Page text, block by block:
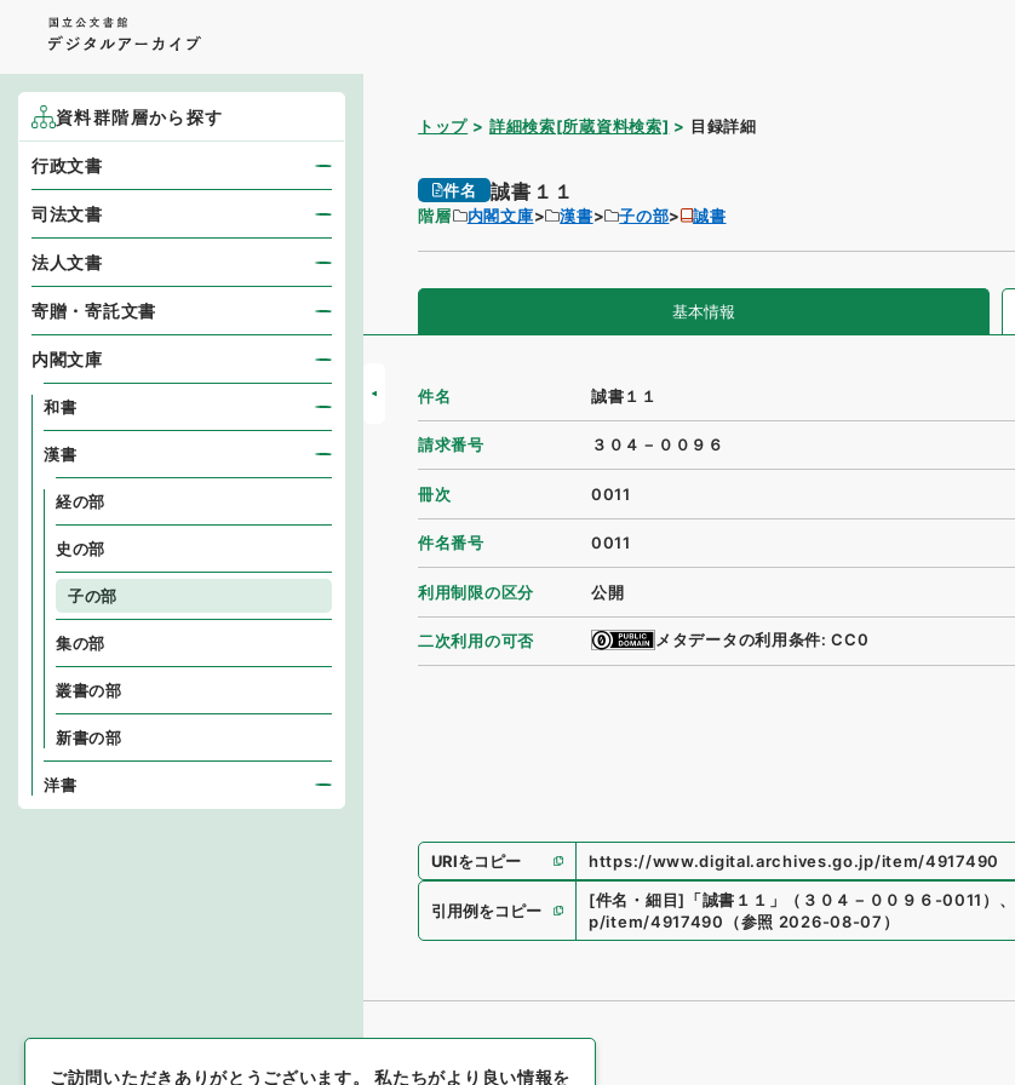
トップ 詳細検索[所蔵資料検索] 目録詳細
件名 誠書１１
階層 内閣文庫 漢書 子の部 誠書
基本情報
件名 誠書１１
請求番号 ３０４－００９６
冊次 0011
件名番号 0011
利用制限の区分 公開
二次利用の可否 メタデータの利用条件: CC0
URIをコピー https://www.digital.archives.go.jp/item/4917490
引用例をコピー
[件名・細目] 「誠書１１ 」 （ ３０４－００９６-0011 ） 、
p/item/4917490
（参照 2026-08-07 ）
資料群階層から探す
行政文書
司法文書
法人文書
寄贈・寄託文書
内閣文庫
和書
漢書
経の部
史の部
子の部
集の部
叢書の部
新書の部
洋書
ご訪問いただきありがとうございます。私たちがより良い情報を